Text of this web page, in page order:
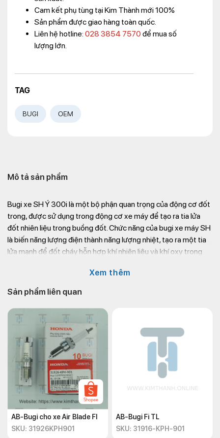
Cam kết phụ tùng tại Kim Thành mới 100%
Sản phẩm được giao hàng toàn quốc.
Liên hệ hotline: 028 3854 7570 để mua số
lượng lớn.
TAG
BUGI OEM
Mô tả sản phẩm
Bugi xe SH Ý 300i là một bộ phận quan trọng của động cơ đốt
trong, được sử dụng trong động cơ xe máy để tạo ra tia lửa
đốt nhiên liệu trong buồng đốt. Chức năng của bugi xe máy SH
là biến năng lượng điện thành năng lượng nhiệt, tạo ra một tia
lửa mạnh để đốt cháy hỗn hợp khí nhiên liệu và khí oxy trong
oxy trong buồng đốt, sinh ra một lực đẩy, đẩy xích động cơ
Việc thay thế bugi xe SH thường được khuyến khích hàng
tháng hoặc theo định kỳ của nhà sản xuất. Nếu
bugi xe máy
không hoạt động đúng cách, nó có thể gây ra các vấn đề về
hiệu suất động cơ, gây nhiễu điện và hao mòn các bộ phận
khác trong động cơ.
Trên thị trường hiện nay, có rất nhiều thương hiệu sản xuất phụ
tùng xe máy. Để lựa chọn được
hợp, bạn có thể liên hệ cửa hàng
028 3854 7570để được hỗ trợ và tư vấn từ nhân viên có
chuyên môn cao.
Xem thêm
Sản phẩm liên quan
AB-Bugi cho xe Air Blade FI
SKU: 31926KPH901
AB-Bugi Fi TL
SKU: 31916-KPH-901